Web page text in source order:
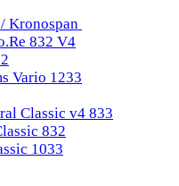
Kronospan
832 V4
Vario 1233
Classic v4 833
832
1033